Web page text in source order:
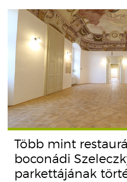
Több mint
boconádi
parkettájának